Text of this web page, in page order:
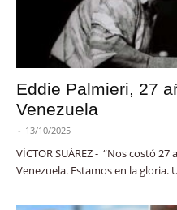
Eddie Palmieri, 27
Venezuela
- 13/10/2025
VÍCTOR SUÁREZ - “Nos costó
Venezuela. Estamos en la gloria.